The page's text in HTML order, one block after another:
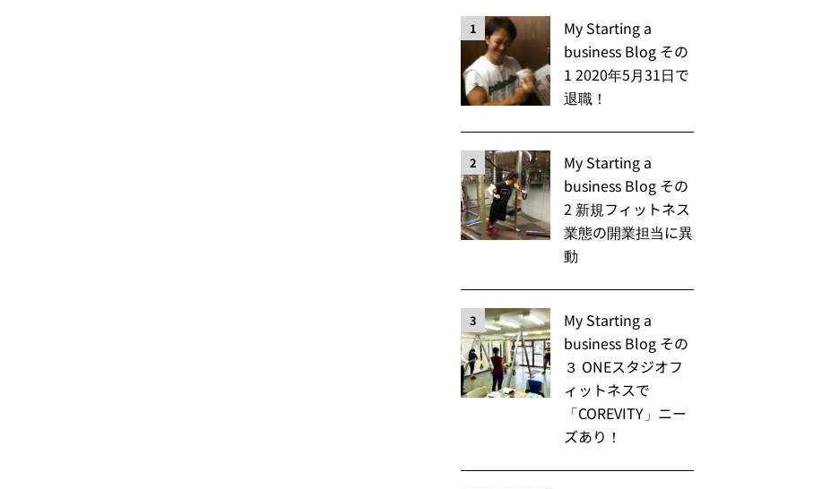
1
My Starting a
business Blog その
1 2020年5月31日で
退職！
2
My Starting a
business Blog その
2 新規フィットネス
業態の開業担当に異
動
3
My Starting a
business Blog その
３ ONEスタジオフ
ィットネスで
「COREVITY」ニー
ズあり！